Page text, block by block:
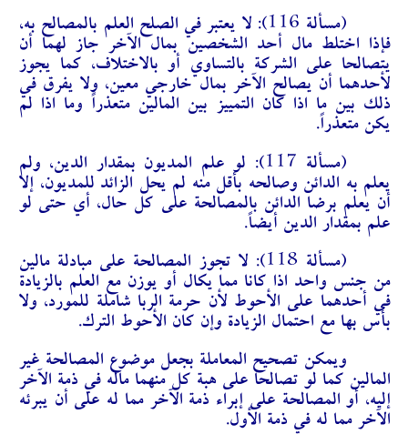
(مسألة 116):
لا يعتبر في الصلح العلم بالمصالح به،
فإذا اختلط مال أحد الشخصين بمال الآخر جاز لهما أن
يتصالحا على الشركة بالتساوي أو بالاختلاف، كما يجوز
لأحدهما أن يصالح الآخر بمال خارجي معين، ولا يفرق في
ذلك بين ما اذا كان التمييز بين المالين متعذراً وما اذا لم
يكن متعذراً.
(مسألة 117):
لو علم المديون بمقدار الدين، ولم
يعلم به الدائن وصالحه بأقل منه لم يحل الزائد للمديون، إلا
أن يعلم برضا الدائن بالمصالحة على كل حال، أي حتى لو
علم بمقدار الدين أيضاً.
(مسألة 118):
لا تجوز المصالحة على مبادلة مالين
من جنس واحد اذا كانا مما يكال أو يوزن مع العلم بالزيادة
في أحدهما على الأحوط لأن حرمة الربا شاملة للمورد، ولا
بأس بها مع احتمال الزيادة وإن كان الأحوط الترك.
ويمكن تصحيح المعاملة بجعل موضوع المصالحة غير
المالين كما لو تصالحا على هبة كل منهما ماله في ذمة الآخر
إليه، أو المصالحة على إبراء ذمة الآخر مما له على أن يبرئه
الآخر مما له في ذمة الأول.